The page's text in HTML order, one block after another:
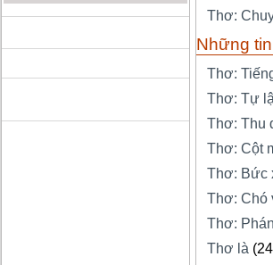
Thơ:
Những
Thơ:
Thơ: Tự
Thơ: Thu
Thơ: Cột
Thơ: Bức
Thơ: Chó
Thơ:
Thơ là